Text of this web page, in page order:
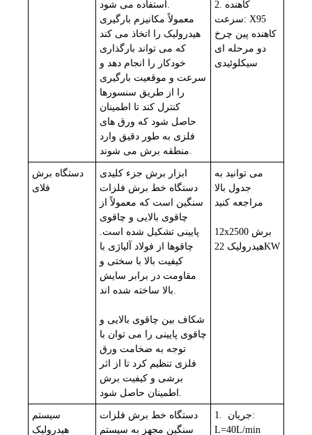
استفاده می شود.
معمولاً مکانیزم بارگیری
هیدرولیک را اتخاذ می کند
که می تواند بارگذاری
خودکار را انجام دهد و
سرعت و موقعیت بارگیری
را از طریق سنسورها
کنترل کند تا اطمینان
حاصل شود که ورق های
فلزی به طور دقیق وارد
منطقه برش می شوند.
2. کاهنده
سرعت: X95
کاهنده پین ​​چرخ
دو مرحله ای
سیکلوئیدی
دستگاه برش
فلای
ابزار برش جزء کلیدی
دستگاه خط برش فلزات
سنگین است که معمولاً از
چاقوی بالایی و چاقوی
پایینی تشکیل شده است.
چاقوها از فولاد آلیاژی با
کیفیت بالا با سختی و
مقاومت در برابر سایش
بالا ساخته شده اند.
شکاف بین چاقوی بالایی و
چاقوی پایینی را می توان با
توجه به ضخامت ورق
فلزی تنظیم کرد تا از اثر
برشی و کیفیت برش
اطمینان حاصل شود.
می توانید به
جدول بالا
مراجعه کنید
12x2500 برش
هیدرولیک 22KW
سیستم
هیدرولیک
دستگاه خط برش فلزات
سنگین مجهز به سیستم
1.
جریان:
L=40L/min